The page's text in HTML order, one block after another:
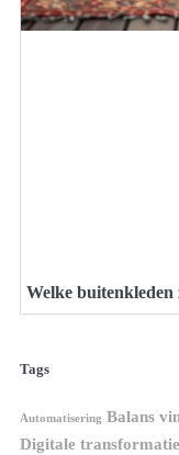
Welke buitenkleden
Tags
Automatisering Balans
Digitale transformatie